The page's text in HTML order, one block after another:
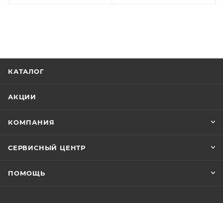
КАТАЛОГ
АКЦИИ
КОМПАНИЯ
СЕРВИСНЫЙ ЦЕНТР
ПОМОЩЬ